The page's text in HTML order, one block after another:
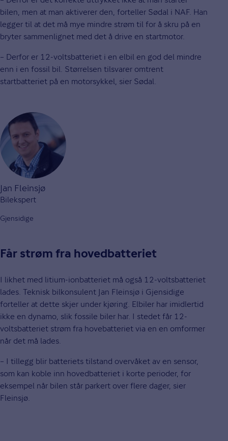
bilen, men at man aktiverer den, forteller Sødal i NAF. Han
legger til at det må mye mindre strøm til for å skru på en
bryter sammenlignet med det å drive en startmotor.
– Derfor er 12-voltsbatteriet i en elbil en god del mindre
enn i en fossil bil. Størrelsen tilsvarer omtrent
startbatteriet på en motorsykkel, sier Sødal.
Jan Fleinsjø
Bilekspert
Gjensidige
Får strøm fra hovedbatteriet
I likhet med litium-ionbatteriet må også 12-voltsbatteriet
lades. Teknisk bilkonsulent Jan Fleinsjø i Gjensidige
forteller at dette skjer under kjøring. Elbiler har imidlertid
ikke en dynamo, slik fossile biler har. I stedet får 12-
voltsbatteriet strøm fra hovebatteriet via en en omformer
når det må lades.
– I tillegg blir batteriets tilstand overvåket av en sensor,
som kan koble inn hovedbatteriet i korte perioder, for
eksempel når bilen står parkert over flere dager, sier
Fleinsjø.